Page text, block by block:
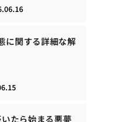
に関する詳細な解
たら始まる悪夢